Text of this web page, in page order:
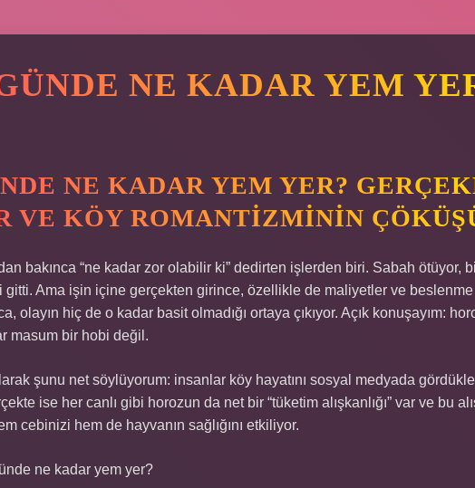
NE KADAR YEM
NE KADAR YEM YER?
VE KÖY ROMANTIZMININ
bakınca “ne kadar zor olabilir ki” dedirten işlerden biri. Sabah ötüyor,
gitti. Ama işin içine gerçekten girince, özellikle de maliyetler ve
olayın hiç de o kadar basit olmadığı ortaya çıkıyor. Açık konuşayım:
masum bir hobi değil.
şunu net söylüyorum: insanlar köy hayatını sosyal medyada
ise her canlı gibi horozun da net bir “tüketim alışkanlığı” var ve bu
cebinizi hem de hayvanın sağlığını etkiliyor.
ne kadar yem yer?